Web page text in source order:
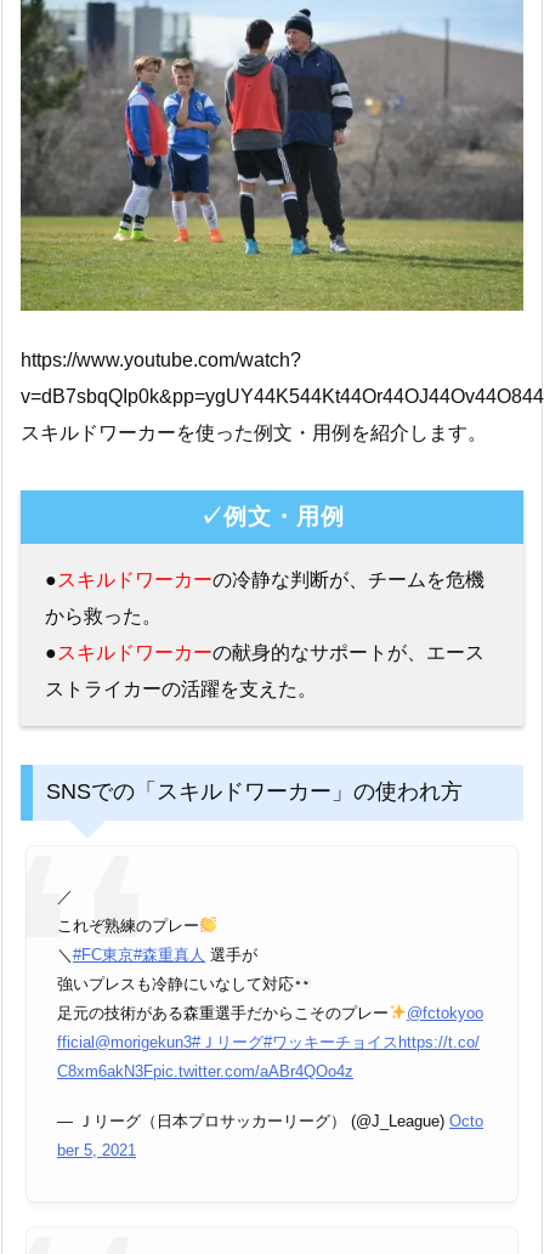
https://www.youtube.com/watch?
スキルドワーカーを使った例文・用例を紹介します。
✓例文・用例
●スキルドワーカーの冷静な判断が、チームを危機
から救った。
●スキルドワーカーの献身的なサポートが、エース
ストライカーの活躍を支えた。
SNSでの「スキルドワーカー」の使われ方
／
これぞ熟練のプレー
＼ #FC東京#森重真人 選手が
強いプレスも冷静にいなして対応
足元の技術がある森重選手だからこそのプレー
@fctokyoo
fficial @morigekun3#Ｊリーグ#ワッキーチョイス https://t.co/
C8xm6akN3Fpic.twitter.com/aABr4QOo4z
— Ｊリーグ（日本プロサッカーリーグ） (@J_League) Octo
ber 5, 2021